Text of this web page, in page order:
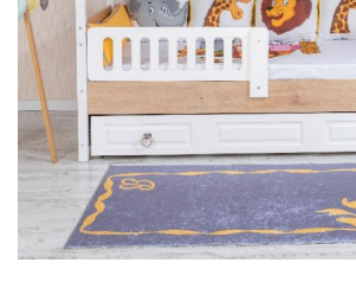
Lenjerii patut 140 x 70 cm
Lenjerie patuturi tineret
Baldachin patut
Paturici copii
Perne copii si mamici
Protectii saltea
Comode copii
Bariere de protectie pat
Biciclete fara pedale
Masinute fara pedale
Karturi si masinute cu pedale
Role copii si adulti
Masinute si motociclete electrice
Marsupii
Premergatoare
Alte Sporturi
Mingi fitness si medicinale
Scara antrenament
Termometre copii si bebe